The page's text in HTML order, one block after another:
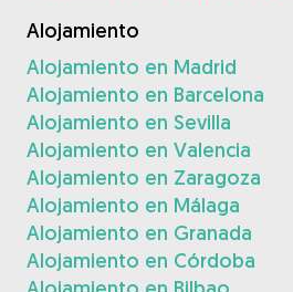
Alojamiento
Alojamiento en Madrid
Alojamiento en Barcelona
Alojamiento en Sevilla
Alojamiento en Valencia
Alojamiento en Zaragoza
Alojamiento en Málaga
Alojamiento en Granada
Alojamiento en Córdoba